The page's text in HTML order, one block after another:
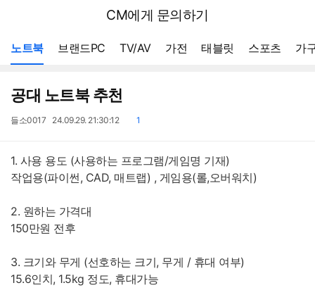
다나와
CM에게 문의하기
노트북 브랜드PC TV/AV 가전 태블릿 스포츠 가
공대 노트북 추천
작
들소0017
작
24.09.29. 21:30:12
댓1
1. 사용 용도 (사용하는 프로그램/게임명 기재)
작업용(파이썬, CAD, 매트랩) , 게임용(롤,오버워치)
2. 원하는 가격대
150만원 전후
3. 크기와 무게 (선호하는 크기, 무게 / 휴대 여부)
15.6인치, 1.5kg 정도, 휴대가능